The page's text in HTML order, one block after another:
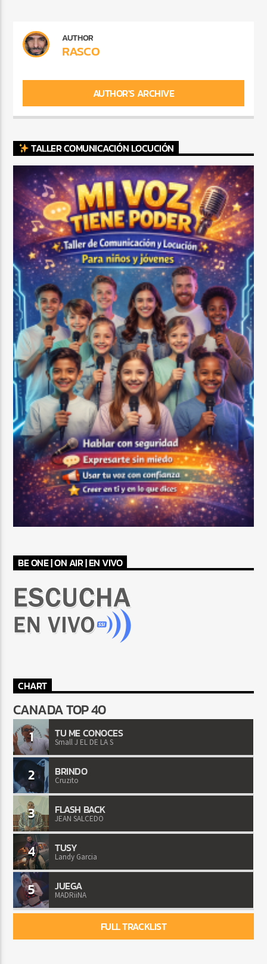
AUTHOR
RASCO
AUTHOR'S ARCHIVE
TALLER COMUNICACIÓN LOCUCIÓN
BE ONE | ON AIR | EN VIVO
CHART
CANADA TOP 40
1 TU ME CONOCES
Small J EL DE LA S
2 BRINDO
Cruzito
3 FLASH BACK
JEAN SALCEDO
4 TUSY
Landy Garcia
5 JUEGA
MADRiiNA
FULL TRACKLIST